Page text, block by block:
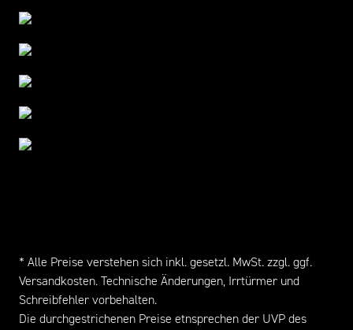
* Alle Preise verstehen sich inkl. gesetzl. MwSt. zzgl. ggf.
Versandkosten. Technische Änderungen, Irrtürmer und
Schreibfehler vorbehalten.
Die durchgestrichenen Preise etnsprechen der UVP des